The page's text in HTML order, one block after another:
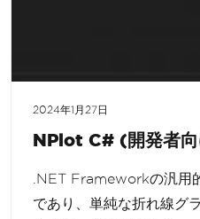
2024年1月27日
NPlot C# (開発者向
.NET Frameworkの汎用
であり、単純な折れ線グ